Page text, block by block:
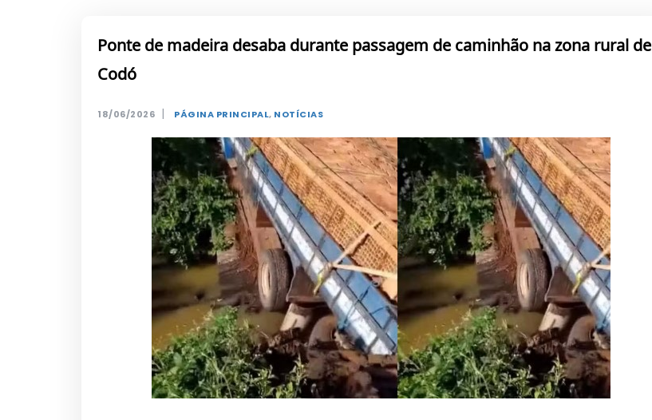
Ponte de madeira desaba durante passagem de caminhão na zona rural de
Codó
18/06/2026 | PÁGINA PRINCIPAL, NOTÍCIAS